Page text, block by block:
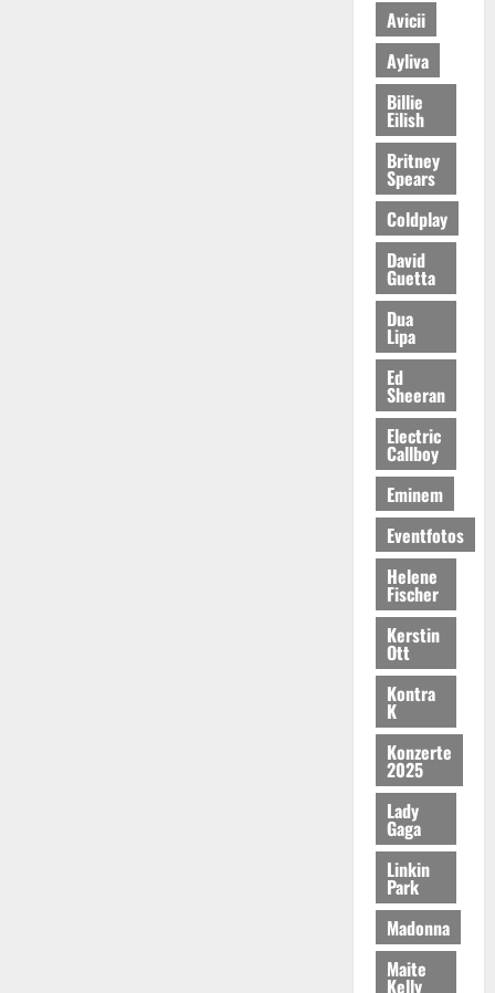
Avicii
Ayliva
Billie
Eilish
Britney
Spears
Coldplay
David
Guetta
Dua
Lipa
Ed
Sheeran
Electric
Callboy
Eminem
Eventfotos
Helene
Fischer
Kerstin
Ott
Kontra
K
Konzerte
2025
Lady
Gaga
Linkin
Park
Madonna
Maite
Kelly